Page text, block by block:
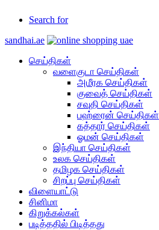
Search for
sandhai.ae
செய்திகள்
வளைகுடா செய்திகள்
அமீரக செய்திகள்
குவைத் செய்திகள்
சவுதி செய்திகள்
பஹ்ரைன் செய்திகள்
கத்தார் செய்திகள்
ஓமன் செய்திகள்
இந்தியா செய்திகள்
உலக செய்திகள்
தமிழக செய்திகள்
சிறப்பு செய்திகள்
விளையாட்டு
சினிமா
கிறுக்கல்கள்
படித்ததில் பிடித்தது